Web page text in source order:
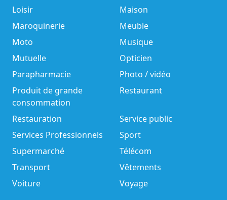
Loisir
Maison
Maroquinerie
Meuble
Moto
Musique
Mutuelle
Opticien
Parapharmacie
Photo / vidéo
Produit de grande
consommation
Restaurant
Restauration
Service public
Services Professionnels
Sport
Supermarché
Télécom
Transport
Vêtements
Voiture
Voyage